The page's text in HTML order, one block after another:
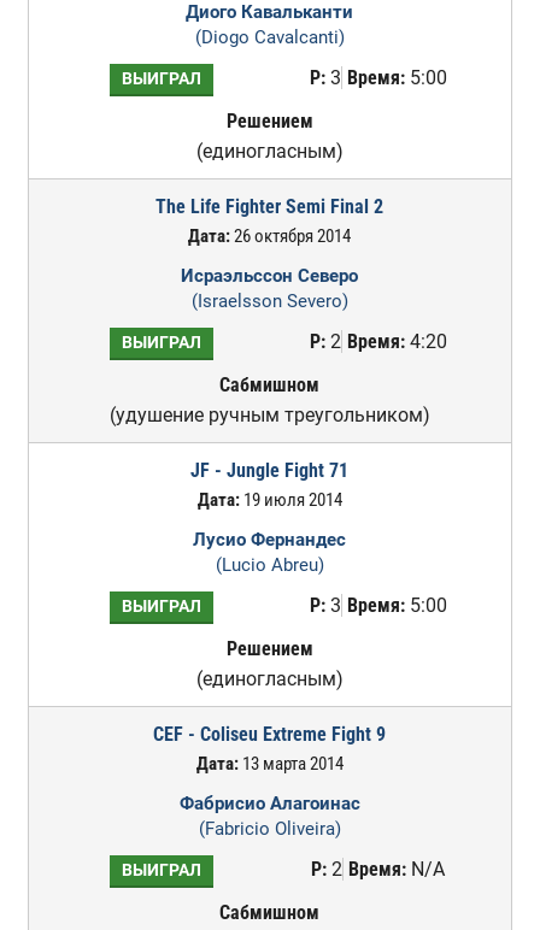
Диого Кавальканти
(Diogo Cavalcanti)
ВЫИГРАЛ Р:3 Время:5:00
Решением
(единогласным)
The Life Fighter Semi Final 2
Дата:26 октября 2014
Исраэльссон Северо
(Israelsson Severo)
ВЫИГРАЛ Р:2 Время:4:20
Сабмишном
(удушение ручным треугольником)
JF - Jungle Fight 71
Дата:19 июля 2014
Лусио Фернандес
(Lucio Abreu)
ВЫИГРАЛ Р:3 Время:5:00
Решением
(единогласным)
CEF - Coliseu Extreme Fight 9
Дата:13 марта 2014
Фабрисио Алагоинас
(Fabricio Oliveira)
ВЫИГРАЛ Р: 2 Время: N/A
Сабмишном